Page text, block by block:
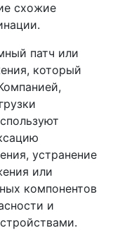
схожие
патч или
который
устранение
или
компонентов
и